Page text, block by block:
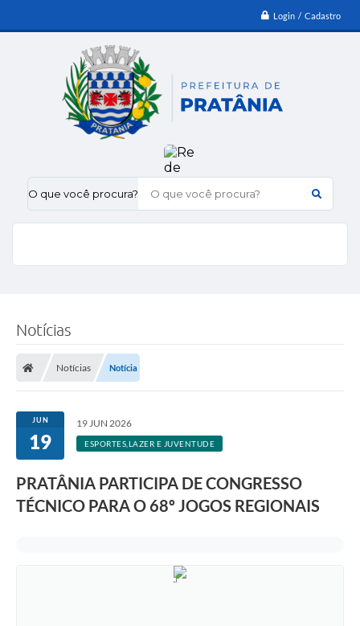
Login / Cadastro
O que você procura?
Notícias
Notícias Notícia
JUN
19
19 JUN 2026
ESPORTES,LAZER E JUVENTUDE
PRATÂNIA PARTICIPA DE CONGRESSO
TÉCNICO PARA O 68º JOGOS REGIONAIS